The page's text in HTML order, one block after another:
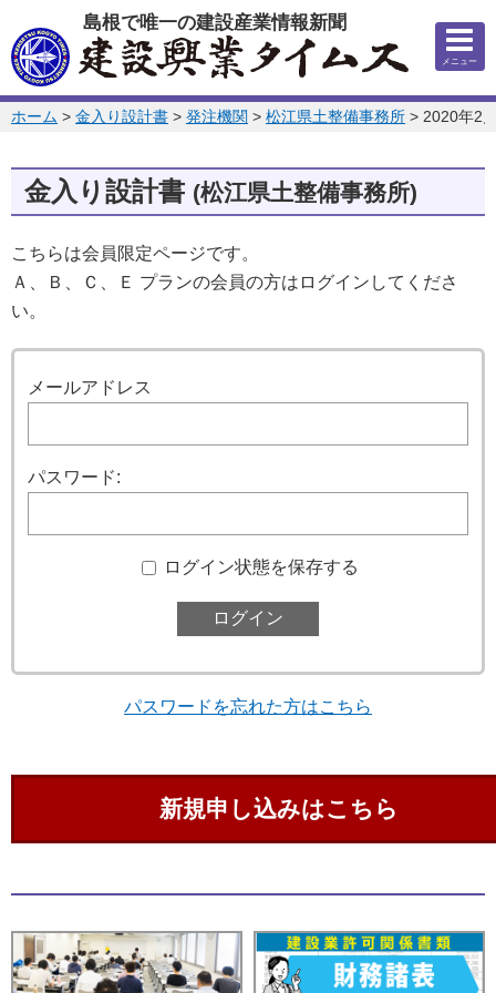
このページの本文へ
島根で唯一の建設産業情報新聞
メニュー
このページの位置:
ホーム > 金入り設計書 > 発注機関 > 松江県土整備事務所 > 2020年2
金入り設計書 (松江県土整備事務所)
こちらは会員限定ページです。
Ａ、Ｂ、Ｃ、Ｅ プランの会員の方はログインしてくださ
い。
メールアドレス
パスワード:
ログイン状態を保存する
パスワードを忘れた方はこちら
新規申し込みはこちら